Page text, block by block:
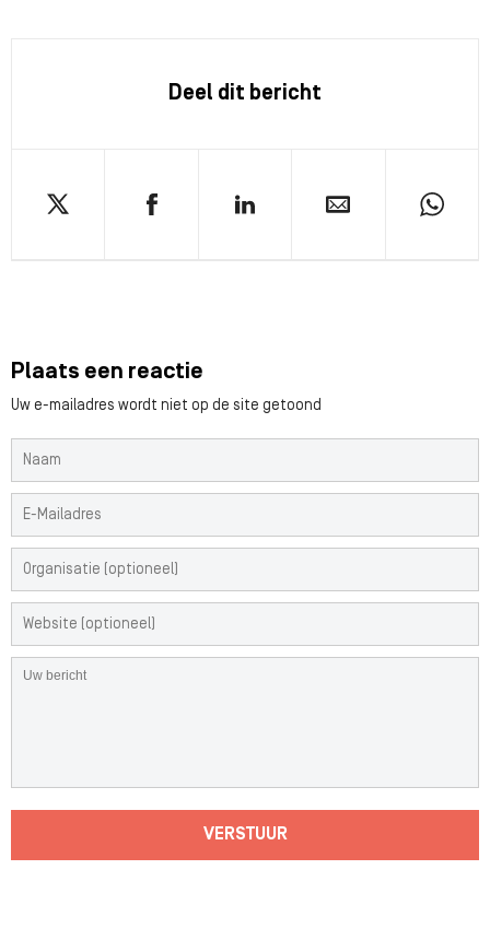
Deel dit bericht
Plaats een reactie
Uw e-mailadres wordt niet op de site getoond
VERSTUUR